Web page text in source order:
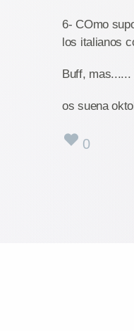
6- COmo
los italianos
Buff, mas......
os suena
0